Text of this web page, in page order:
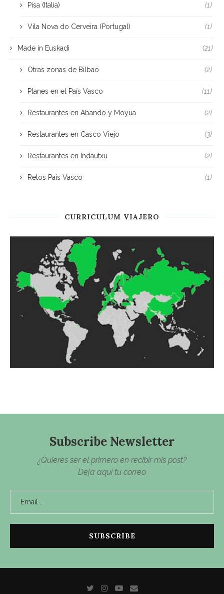
Pisa (Italia) (1)
Vila Nova do Cerveira (Portugal) (1)
Made in Euskadi (21)
Otras zonas de Bilbao (2)
Planes en el País Vasco (11)
Restaurantes en Abando y Moyua (2)
Restaurantes en Casco Viejo (3)
Restaurantes en Indautxu (2)
Retos País Vasco (1)
CURRICULUM VIAJERO
Subscribe Newsletter
¿Quieres ser el primero en recibir mis post?
Deja aquí tu correo